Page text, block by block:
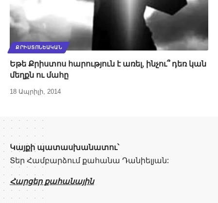
ՔՐԻՍՏՈՆԵԱԿԱՆ
Եթե Քրիստոս հարություն է առել, ինչու՞ դեռ կան
մեղքն ու մահը
18 Ապրիլի, 2014
Կայքի պատասխանատու՝
Տեր Համբարձում քահանա Դանիելյան:
Հարցեր քահանային